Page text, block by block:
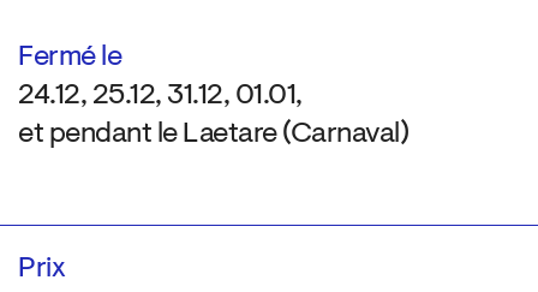
Fermé le
24.12, 25.12, 31.12, 01.01,
et pendant le Laetare (Carnaval)
Prix